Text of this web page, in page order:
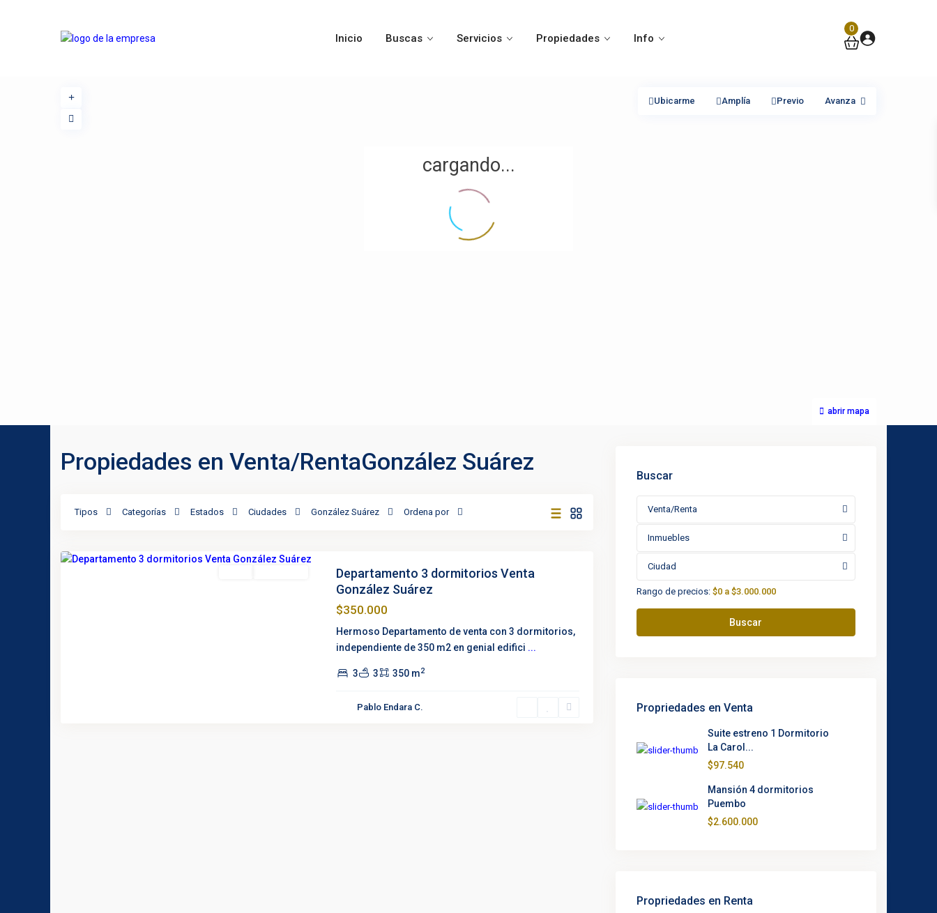
Inicio Buscas Servicios Propiedades Info
0
cargando...
abrir mapa
Ubicarme Amplía Previo Avanza
Propiedades en Venta/RentaGonzález Suárez
Tipos Categorías Estados Ciudades González Suárez Ordena por
Departamento 3 dormitorios Venta
González Suárez
$350.000
Hermoso Departamento de venta con 3 dormitorios,
independiente de 350 m2 en genial edifici ...
3 3 350 m2
Pablo Endara C.
Buscar
Venta/Renta
Inmuebles
Ciudad
Rango de precios: $0 a $3.000.000
Buscar
Propriedades en Venta
Suite estreno 1 Dormitorio
La Carol...
$97.540
Mansión 4 dormitorios
Puembo
$2.600.000
Propriedades en Renta